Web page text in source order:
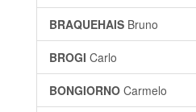
BRAQUEHAIS Bruno
BROGI Carlo
BONGIORNO Carmelo